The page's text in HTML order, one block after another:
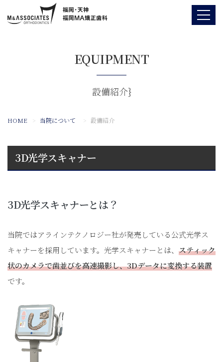
EQUIPMENT
設備紹介}
HOME 当院について 設備紹介
3D光学スキャナー
3D光学スキャナーとは？
当院ではアラインテクノロジー社が発売している公式光学ス
キャナーを採用しています。光学スキャナーとは、 スティック
状のカメラで歯並びを高速撮影し、3Dデータに変換する装置
です。